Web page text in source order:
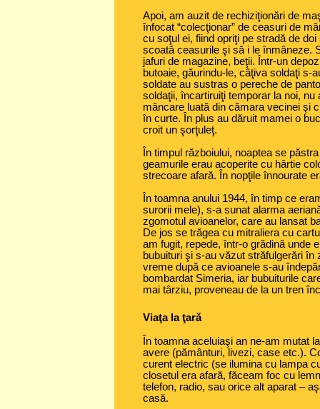
Apoi, am auzit de rechiziţionări de
înfocat “colecţionar” de ceasuri de
cu soţul ei, fiind opriţi pe stradă de
scoată ceasurile şi să i le înmâneze.
jafuri de magazine, beţii. Într-un
butoaie, găurindu-le, câţiva soldaţi s-
soldate au sustras o pereche de
soldaţii, încartiruiţi temporar la noi,
mâncare luată din cămara vecinei şi
în curte. În plus au dăruit mamei o
croit un şorţuleţ.
În timpul războiului, noaptea se
geamurile erau acoperite cu hârtie
strecoare afară. În nopţile înnourate
În toamna anului 1944, în timp ce
surorii mele), s-a sunat alarma
zgomotul avioanelor, care au lansat
De jos se trăgea cu mitraliera cu
am fugit, repede, într-o grădină unde
bubuituri şi s-au văzut străfulgerări
vreme după ce avioanele s-au
bombardat Simeria, iar bubuiturile
mai târziu, proveneau de la un tren
Viaţa la ţară
În toamna aceluiaşi an ne-am mutat
avere (pământuri, livezi, case etc.).
curent electric (se ilumina cu lampa
closetul era afară, făceam foc cu
telefon, radio, sau orice alt aparat –
casă.